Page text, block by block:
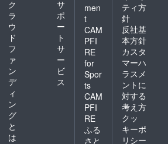
ク
ラ
ウ
ド
フ
ァ
ン
デ
ィ
ン
グ
と
は
サ
ポ
ー
ト
サ
ー
ビ
ス
men
t
CAM
PFI
RE
for
Spor
ts
CAM
PFI
RE
ふる
さと
ティ方
針
反社基
本方針
カスタ
マーハ
ラスメ
ントに
対する
考え方
クッ
キーポ
リシー